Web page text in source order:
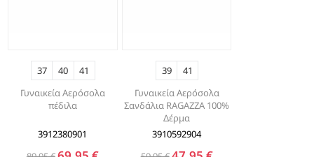
37 40
41
Γυναικεία Αερόσολα
πέδιλα
3912380901
39
41
Γυναικεία Αερόσολα
Σανδάλια RAGAZZA 100%
Δέρμα
3910592904